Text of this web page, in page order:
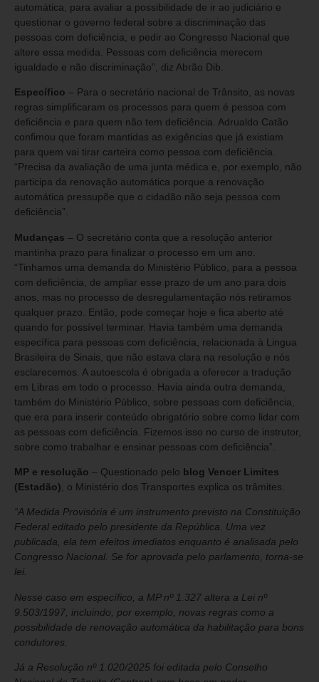
automática, para avaliar a possibilidade de ir ao judiciário e
questionar o governo federal sobre a discriminação das
pessoas com deficiência, e pedir ao Congresso Nacional que
altere essa medida. Pessoas com deficiência merecem
igualdade e não discriminação”, diz Abrão Dib.
Específico – Para o secretário nacional de Trânsito, as novas
regras simplificaram os processos para quem é pessoa com
deficiência e para quem não tem deficiência. Adrualdo Catão
confimou que foram mantidas as exigências que já existiam
para quem vai tirar carteira como pessoa com deficiência.
“Precisa da avaliação de uma junta médica e, por exemplo, não
participa da renovação automática porque a renovação
automática pressupõe que o cidadão não seja pessoa com
deficiência”.
Mudanças – O secretário conta que a resolução anterior
mantinha prazo para finalizar o processo em um ano.
“Tinhamos uma demanda do Ministério Público, para a pessoa
com deficiência, de ampliar esse prazo de um ano para dois
anos, mas no processo de desregulamentação nós retiramos
qualquer prazo. Então, pode começar hoje e fica aberto até
quando for possível terminar. Havia também uma demanda
específica para pessoas com deficiência, relacionada à Lingua
Brasileira de Sinais, que não estava clara na resolução e nós
esclarecemos. A autoescola é obrigada a oferecer a tradução
em Libras em todo o processo. Havia ainda outra demanda,
também do Ministério Público, sobre pessoas com deficiência,
que era para inserir conteúdo obrigatório sobre como lidar com
as pessoas com deficiência. Fizemos isso no curso de instrutor,
sobre como trabalhar e ensinar pessoas com deficiência”.
MP e resolução – Questionado pelo blog Vencer Limites
(Estadão) , o Ministério dos Transportes explica os trâmites.
“A Medida Provisória é um instrumento previsto na Constituição
Federal editado pelo presidente da República. Uma vez
publicada, ela tem efeitos imediatos enquanto é analisada pelo
Congresso Nacional. Se for aprovada pelo parlamento, torna-se
lei.
Nesse caso em específico, a MP nº 1.327 altera a Lei nº
9.503/1997, incluindo, por exemplo, novas regras como a
possibilidade de renovação automática da habilitação para bons
condutores.
Já a Resolução nº 1.020/2025 foi editada pelo Conselho